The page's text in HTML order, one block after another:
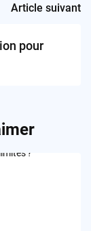
Article suivant
pour